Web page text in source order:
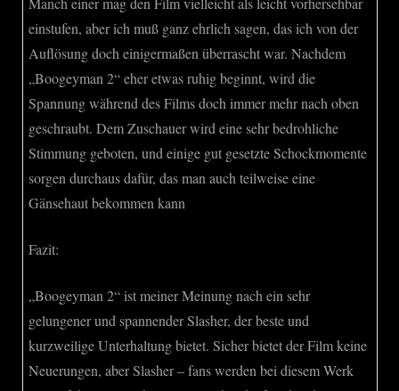
einstufen, aber ich muß ganz ehrlich sagen, das ich von der
Auflösung doch einigermaßen überrascht war. Nachdem
„Boogeyman 2“ eher etwas ruhig beginnt, wird die
Spannung während des Films doch immer mehr nach oben
geschraubt. Dem Zuschauer wird eine sehr bedrohliche
Stimmung geboten, und einige gut gesetzte Schockmomente
sorgen durchaus dafür, das man auch teilweise eine
Gänsehaut bekommen kann
Fazit:
„Boogeyman 2“ ist meiner Meinung nach ein sehr
gelungener und spannender Slasher, der beste und
kurzweilige Unterhaltung bietet. Sicher bietet der Film keine
Neuerungen, aber Slasher – fans werden bei diesem Werk